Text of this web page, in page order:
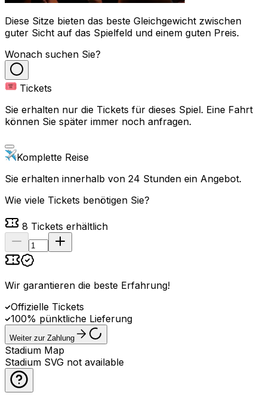
Diese Sitze bieten das beste Gleichgewicht zwischen
guter Sicht auf das Spielfeld und einem guten Preis.
Wonach suchen Sie?
Tickets
Sie erhalten nur die Tickets für dieses Spiel. Eine Fahrt
können Sie später immer noch anfragen.
Komplette Reise
Sie erhalten innerhalb von 24 Stunden ein Angebot.
Wie viele Tickets benötigen Sie?
8 Tickets erhältlich
Wir garantieren die beste Erfahrung!
Offizielle Tickets
100% pünktliche Lieferung
Weiter zur Zahlung
Stadium Map
Stadium SVG not available